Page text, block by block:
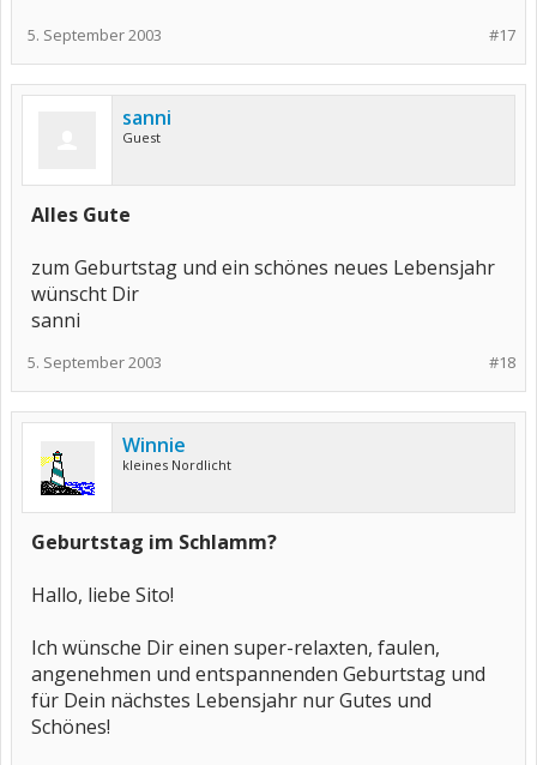
#17
5. September 2003
sanni
Guest
Alles Gute
zum Geburtstag und ein schönes neues Lebensjahr
wünscht Dir
sanni
#18
5. September 2003
Winnie
kleines Nordlicht
Geburtstag im Schlamm?
Hallo, liebe Sito!
Ich wünsche Dir einen super-relaxten, faulen,
angenehmen und entspannenden Geburtstag und
für Dein nächstes Lebensjahr nur Gutes und
Schönes!